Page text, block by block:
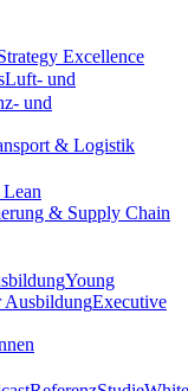
Excellence
Luft- und
und
& Logistik
& Supply Chain
Young
AusbildungExecutive